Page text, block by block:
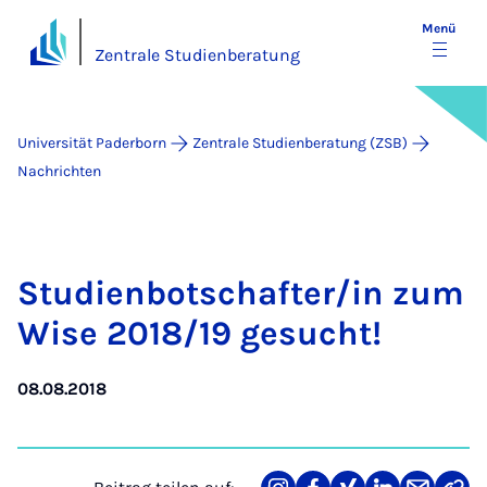
Zentrale Studienberatung
Menü
Universität Paderborn
Zentrale Studienberatung (ZSB)
Nachrichten
Stu­dien­bot­schaf­ter/in zum
Wi­se 2018/19 ge­sucht!
08.08.2018